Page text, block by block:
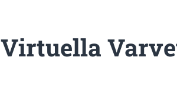
Virtuella